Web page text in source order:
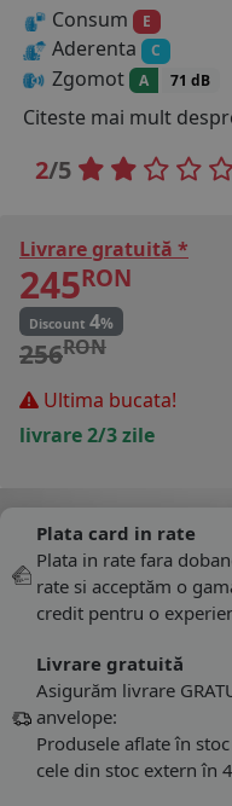
Consum
E
Aderenta C
Zgomot A 71 dB
Citeste mai mult
2/5
Livrare gratuită *
245RON
Discount 4%
256RON
Ultima bucata!
livrare 2/3 zile
Plata card in rate
Plata in rate fara
rate si acceptăm o
credit pentru o
Livrare gratuită
Asigurăm livrare
anvelope:
Produsele aflate în
cele din stoc extern în